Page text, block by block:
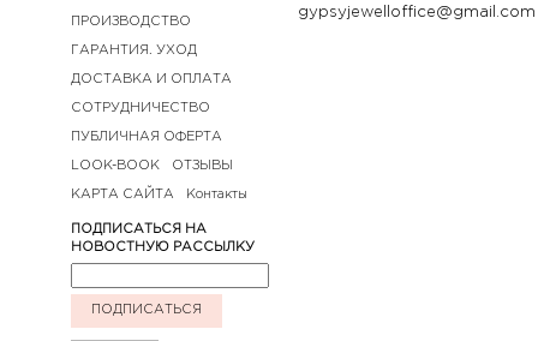
ПРОИЗВОДСТВО
ГАРАНТИЯ. УХОД
ДОСТАВКА И ОПЛАТА
СОТРУДНИЧЕСТВО
ПУБЛИЧНАЯ ОФЕРТА
LOOK-BOOK ОТЗЫВЫ
КАРТА САЙТА Контакты
gypsyjewelloffice@gmail.com
ПОДПИСАТЬСЯ НА
НОВОСТНУЮ РАССЫЛКУ
ПОДПИСАТЬСЯ